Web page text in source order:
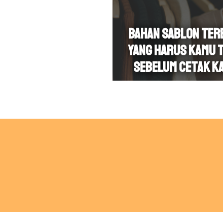
Bahan Sablon
yang Harus Kamu
Sebelum Cetak